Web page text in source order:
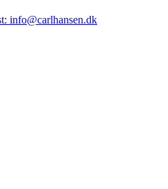
info@carlhansen.dk